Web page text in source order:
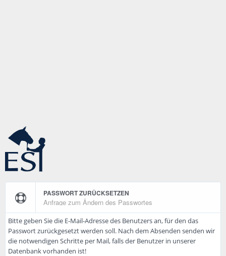
PASSWORT ZURÜCKSETZEN
Anfrage zum Ändern des Passwortes
Bitte geben Sie die E-Mail-Adresse des Benutzers an, für den das
Passwort zurückgesetzt werden soll. Nach dem Absenden senden wir
die not­wendigen Schritte per Mail, falls der Benutzer in unserer
Datenbank vorhanden ist!